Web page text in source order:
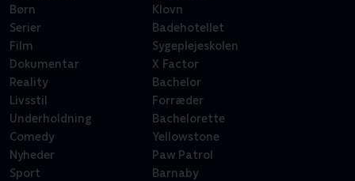
Børn
Serier
Film
Dokumentar
Reality
Livsstil
Underholdning
Comedy
Nyheder
Sport
Klovn
Badehotellet
Sygeplejeskolen
X Factor
Bachelor
Forræder
Bachelorette
Yellowstone
Paw Patrol
Barnaby